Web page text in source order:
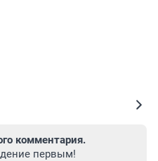
комментария.
первым!